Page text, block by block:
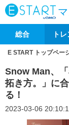
総合 ト
E START トップペー
Snow Man、
拓き方。」に
る！
2023-03-06